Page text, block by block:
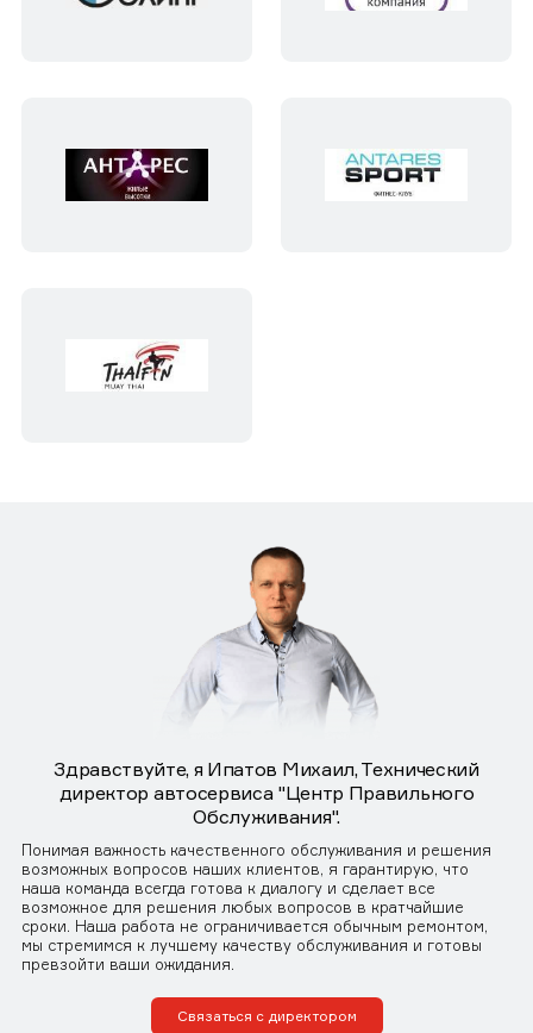
Здравствуйте, я Ипатов Михаил, Технический
директор автосервиса "Центр Правильного
Обслуживания".
Понимая важность качественного обслуживания и решения
возможных вопросов наших клиентов, я гарантирую, что
наша команда всегда готова к диалогу и сделает все
возможное для решения любых вопросов в кратчайшие
сроки. Наша работа не ограничивается обычным ремонтом,
мы стремимся к лучшему качеству обслуживания и готовы
превзойти ваши ожидания.
Связаться с директором